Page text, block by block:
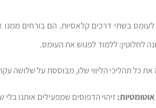
לעומס בשתי דרכים קלאסיות. הם בורחים ממנו
לחלוטין: ללמוד לפגוש את העומס.
כל תהליכי הליווי שלו, מבוססת על שלושה
זיהוי הדפוסים שמפעילים אותנו